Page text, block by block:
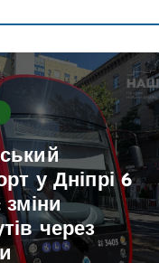
у Дніпрі 6
зміни
через